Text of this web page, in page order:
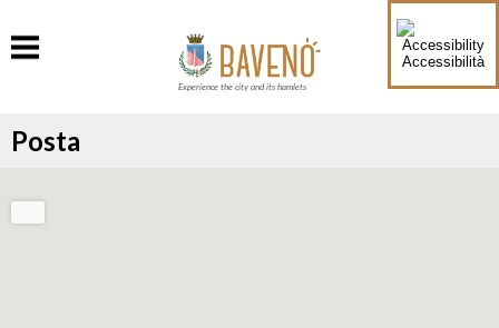
Accessibilità
Experience the city and its hamlets
Posta